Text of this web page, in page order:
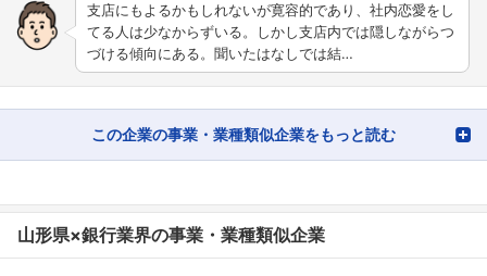
支店にもよるかもしれないが寛容的であり、社内恋愛をし
てる人は少なからずいる。しかし支店内では隠しながらつ
づける傾向にある。聞いたはなしでは結…
この企業の事業・業種類似企業をもっと読む
山形県×銀行業界の事業・業種類似企業